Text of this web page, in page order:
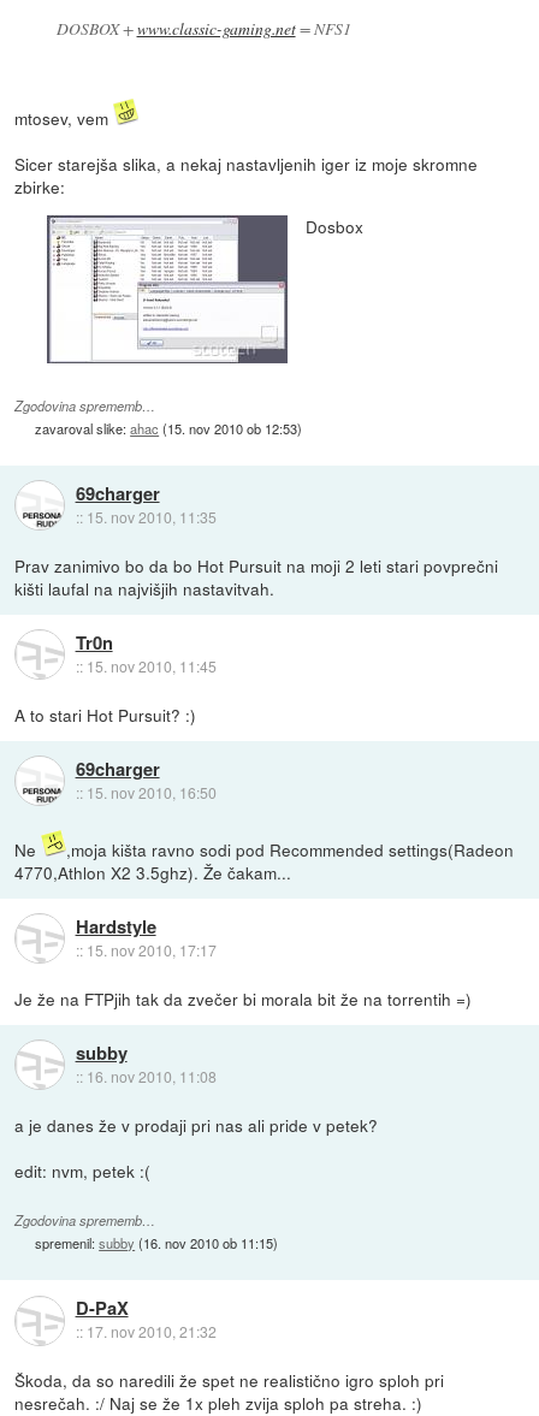
DOSBOX +www.classic-gaming.net= NFS1
mtosev, vem
Sicer starejša slika, a nekaj nastavljenih iger iz moje skromne
zbirke:
Dosbox
Zgodovina sprememb…
zavaroval slike:ahac (15. nov 2010 ob 12:53)
69charger
:: 15. nov 2010, 11:35
Prav zanimivo bo da bo Hot Pursuit na moji 2 leti stari povprečni
kišti laufal na najvišjih nastavitvah.
Tr0n
:: 15. nov 2010, 11:45
A to stari Hot Pursuit? :)
69charger
:: 15. nov 2010, 16:50
Ne
,moja kišta ravno sodi pod Recommended settings(Radeon
4770,Athlon X2 3.5ghz). Že čakam...
Hardstyle
:: 15. nov 2010, 17:17
Je že na FTPjih tak da zvečer bi morala bit že na torrentih =)
subby
:: 16. nov 2010, 11:08
a je danes že v prodaji pri nas ali pride v petek?
edit: nvm, petek :(
Zgodovina sprememb…
spremenil:subby (16. nov 2010 ob 11:15)
D-PaX
:: 17. nov 2010, 21:32
Škoda, da so naredili že spet ne realistično igro sploh pri
nesrečah. :/ Naj se že 1x pleh zvija sploh pa streha. :)